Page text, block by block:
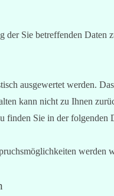
der Sie betreffenden
ausgewertet werden.
kann nicht zu Ihnen
finden Sie in der folgenden
werden